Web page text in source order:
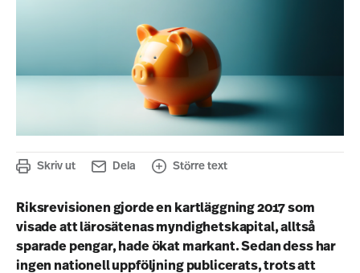
Skriv ut Dela Större text
Riksrevisionen gjorde en kartläggning 2017 som
visade att lärosätenas myndighetskapital, alltså
sparade pengar, hade ökat markant. Sedan dess har
ingen nationell uppföljning publicerats, trots att